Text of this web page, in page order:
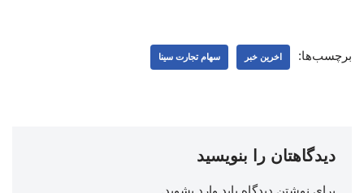
برچسب‌ها: اخرین خبر سهام تجارت سینا
دیدگاهتان را بنویسید
برای نوشتن دیدگاه باید وارد بشوید.